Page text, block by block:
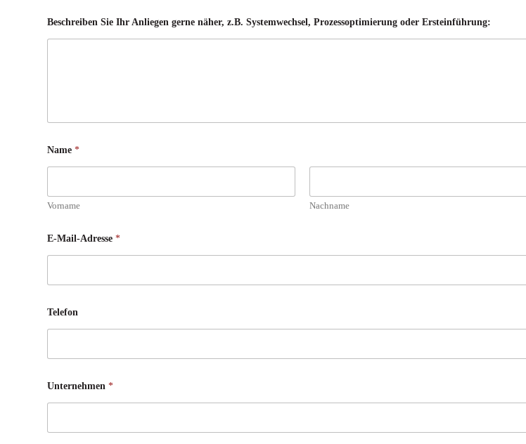
,
I
Beschreiben Sie Ihr Anliegen gerne näher, z.B. Systemwechsel, Prozessoptimierung oder Ersteinführung:
Name*
Vorname Nachname
E-Mail-Adresse*
Telefon
Unternehmen*